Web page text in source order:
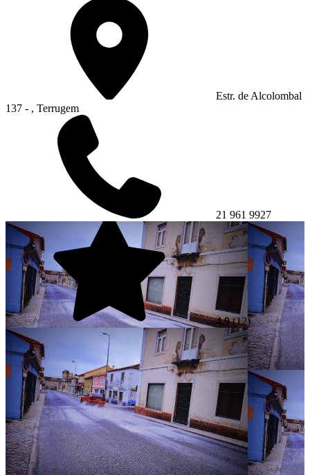
Estr. de Alcolombal
137 - , Terrugem
21 961 9927
4.9(12)